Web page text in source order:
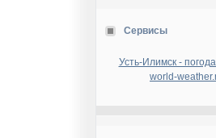
Сервисы
Усть-Илимск -
world-